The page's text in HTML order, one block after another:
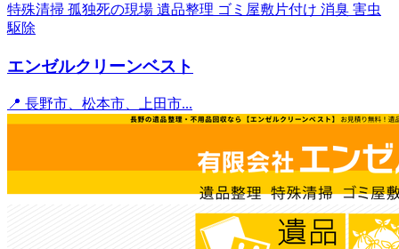
特殊清掃 孤独死の現場 遺品整理 ゴミ屋敷片付け 消臭 害虫
駆除
エンゼルクリーンベスト
📍 長野市、松本市、上田市...